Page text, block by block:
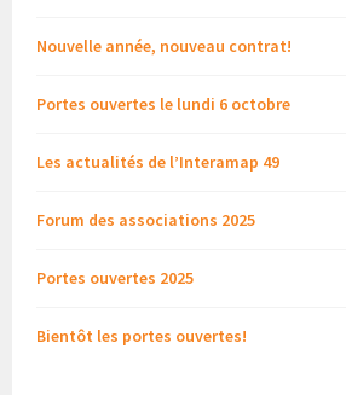
Nouvelle année, nouveau contrat!
Portes ouvertes le lundi 6 octobre
Les actualités de l’Interamap 49
Forum des associations 2025
Portes ouvertes 2025
Bientôt les portes ouvertes!